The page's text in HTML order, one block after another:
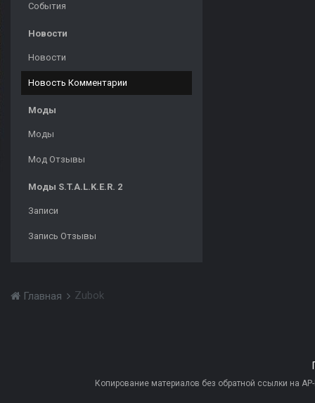
События
Новости
Новости
Новость Комментарии
Моды
Моды
Мод Отзывы
Моды S.T.A.L.K.E.R. 2
Записи
Запись Отзывы
Главная Zubok
Копирование материалов без обратной ссылки на